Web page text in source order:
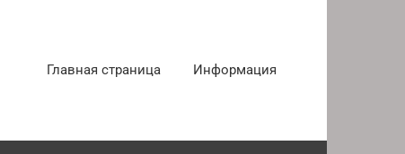
Главная страница Информация